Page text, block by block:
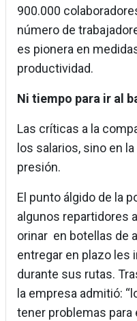
900.000
número de
es pionera en
productividad.
Ni tiempo para ir al
Las críticas a la
los salarios, sino en
presión.
El punto álgido de la
algunos repartidores
orinar en botellas de
entregar en plazo les
durante sus rutas.
la empresa admitió:
tener problemas para